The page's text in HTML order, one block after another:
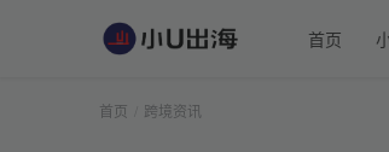
首页
首页 跨境资讯